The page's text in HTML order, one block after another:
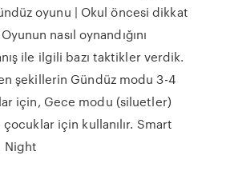
oyunu | Okul öncesi dikkat
nasıl oynandığını
ile ilgili bazı taktikler verdik.
şekillerin Gündüz modu 3-4
için, Gece modu (siluetler)
çocuklar için kullanılır. Smart
Night